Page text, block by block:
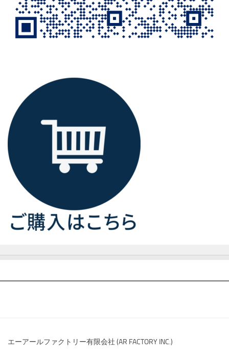
エーアールファクトリー有限会社 (AR FACTORY INC.)